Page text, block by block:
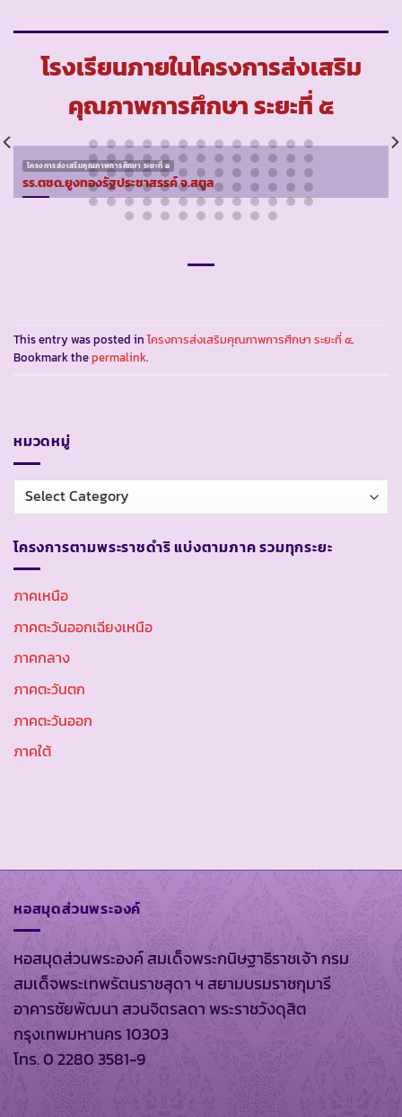
โรงเรียนภายในโครงการส่งเสริม
คุณภาพการศึกษา ระยะที่ ๕
โครงการส่งเสริมคุณภาพการศึกษา ระยะที่ ๕
รร.ตชด.ยูงทองรัฐประชาสรรค์ จ.สตูล
This entry was posted in โครงการส่งเสริมคุณภาพการศึกษา ระยะที่ ๕.
Bookmark thepermalink.
หมวดหมู่
หมวด
หมู่
โครงการตามพระราชดำริ แบ่งตามภาค รวมทุกระยะ
ภาคเหนือ
ภาคตะวันออกเฉียงเหนือ
ภาคกลาง
ภาคตะวันตก
ภาคตะวันออก
ภาคใต้
หอสมุดส่วนพระองค์
หอสมุดส่วนพระองค์ สมเด็จพระกนิษฐาธิราชเจ้า กรม
สมเด็จพระเทพรัตนราชสุดา ฯ สยามบรมราชกุมารี
อาคารชัยพัฒนา สวนจิตรลดา พระราชวังดุสิต
กรุงเทพมหานคร 10303
โทร. 0 2280 3581-9